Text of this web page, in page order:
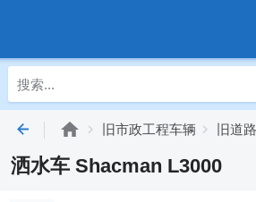
旧市政工程车辆 旧道
洒水车 Shacman L3000